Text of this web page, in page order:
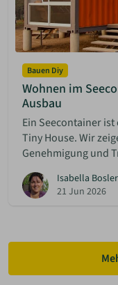
Bauen Diy
Wohnen im
Ausbau
Ein Seecontainer
Tiny House. Wir
Genehmigung und
Isabella Bosler
21 Jun 2026